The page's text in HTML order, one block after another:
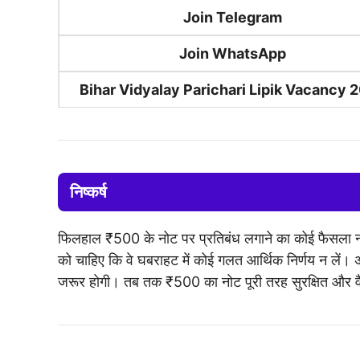
Join Telegram
Join WhatsApp
Bihar Vidyalay Parichari Lipik Vacancy
निष्कर्ष
फिलहाल ₹500 के नोट पर प्रतिबंध लगाने का कोई फैसला
को चाहिए कि वे घबराहट में कोई गलत आर्थिक निर्णय न लें।
जरूर होगी। तब तक ₹500 का नोट पूरी तरह सुरक्षित और